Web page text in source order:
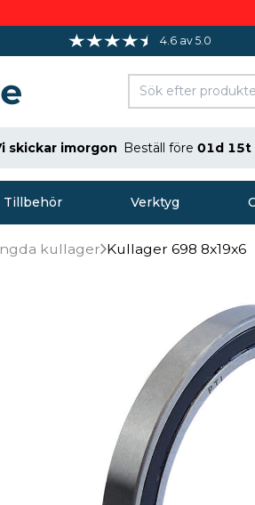
4.6 av 5.0
skickar imorgon Beställ före01d 15t
Tillbehör Verktyg
kullager Kullager 698 8x19x6